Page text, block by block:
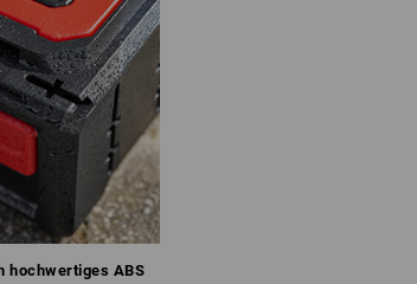
hochwertiges ABS